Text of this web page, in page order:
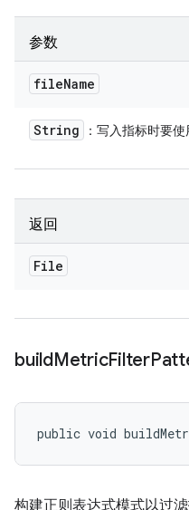
参数
fileName
String ：写入指标时要使
返回
File
buildMetricFilter
public void
构建正则表达式模式以过滤